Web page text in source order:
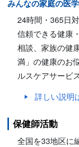
みんなの家庭の医学
24時間・365日
信頼できる健康
相談、家族の健
満」の健康のお
ルスケアサービ
詳しい説明
保健師活動
全国を33地区に